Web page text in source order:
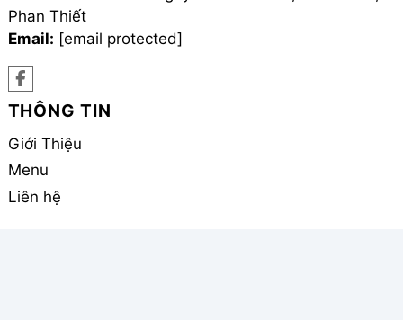
THÔNG TIN
Giới Thiệu
Menu